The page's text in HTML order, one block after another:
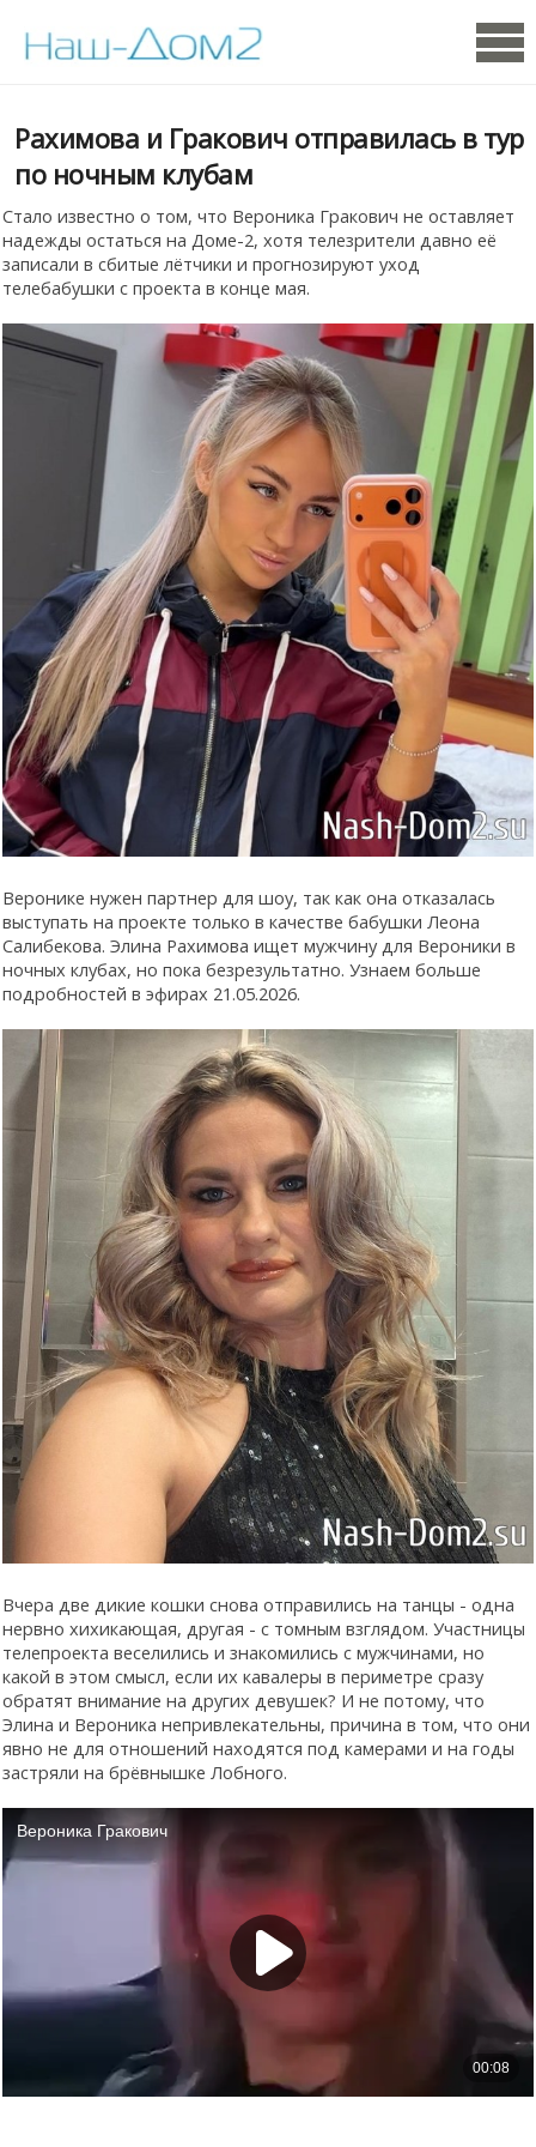
Рахимова и Гракович отправилась в тур
по ночным клубам
Стало известно о том, что Вероника Гракович не оставляет
надежды остаться на Доме-2, хотя телезрители давно её
записали в сбитые лётчики и прогнозируют уход
телебабушки с проекта в конце мая.
Веронике нужен партнер для шоу, так как она отказалась
выступать на проекте только в качестве бабушки Леона
Салибекова. Элина Рахимова ищет мужчину для Вероники в
ночных клубах, но пока безрезультатно. Узнаем больше
подробностей в эфирах 21.05.2026.
Вчера две дикие кошки снова отправились на танцы - одна
нервно хихикающая, другая - с томным взглядом. Участницы
телепроекта веселились и знакомились с мужчинами, но
какой в этом смысл, если их кавалеры в периметре сразу
обратят внимание на других девушек? И не потому, что
Элина и Вероника непривлекательны, причина в том, что они
явно не для отношений находятся под камерами и на годы
застряли на брёвнышке Лобного.